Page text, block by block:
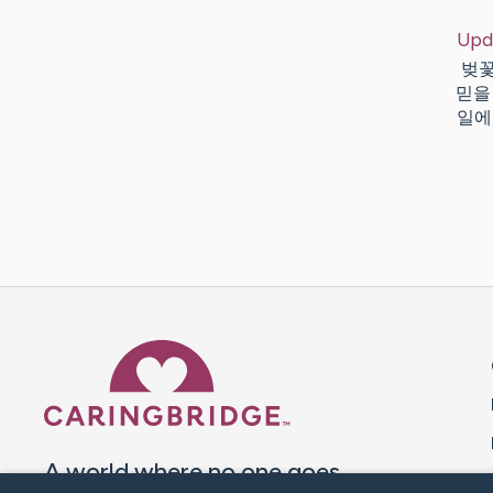
벚
믿
일
A world where no one goes